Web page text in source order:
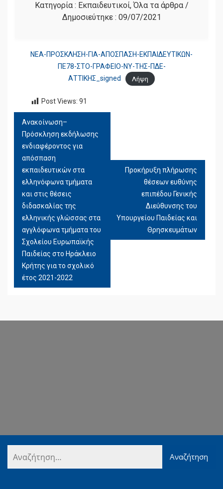
Κατηγορία : Εκπαιδευτικοί,Όλα τα άρθρα/
Δημοσιεύτηκε : 09/07/2021
ΝΕΑ-ΠΡΟΣΚΛΗΣΗ-ΓΙΑ-ΑΠΟΣΠΑΣΗ-ΕΚΠΑΙΔΕΥΤΙΚΩΝ-
ΠΕ78-ΣΤΟ-ΓΡΑΦΕΙΟ-ΝΥ-ΤΗΣ-ΠΔΕ-
ΑΤΤΙΚΗΣ_signed
Λήψη
Post Views: 91
ΠΛΟΉΓΗΣΗ
ΆΡΘΡΩΝ
Ανακοίνωση–
Πρόσκληση εκδήλωσης
ενδιαφέροντος για
απόσπαση
εκπαιδευτικών στα
ελληνόφωνα τμήματα
και στις θέσεις
διδασκαλίας της
ελληνικής γλώσσας στα
αγγλόφωνα τμήματα του
Σχολείου Ευρωπαϊκής
Παιδείας στο Ηράκλειο
Κρήτης για το σχολικό
έτος 2021-2022
Προκήρυξη πλήρωσης
θέσεων ευθύνης
επιπέδου Γενικής
Διεύθυνσης του
Υπουργείου Παιδείας και
Θρησκευμάτων